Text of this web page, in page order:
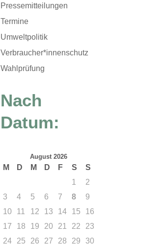
Pressemitteilungen
Termine
Umweltpolitik
Verbraucher*innenschutz
Wahlprüfung
Nach
Datum:
August 2026
M D M D F S
S
1
2
3
4 5 6 7 8
9
10
11 12 13 14 15
16
17
18 19 20 21 22
23
24
25 26 27 28 29
30